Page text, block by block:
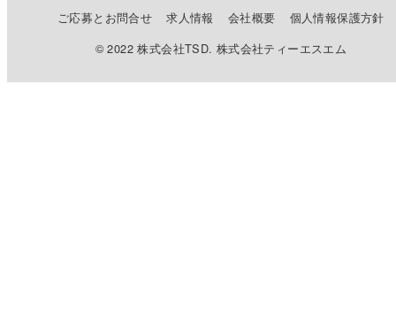
ご応募とお問合せ 求人情報 会社概要
個人情報保護方針
© 2022 株式会社TSD. 株式会社ティーエスエム